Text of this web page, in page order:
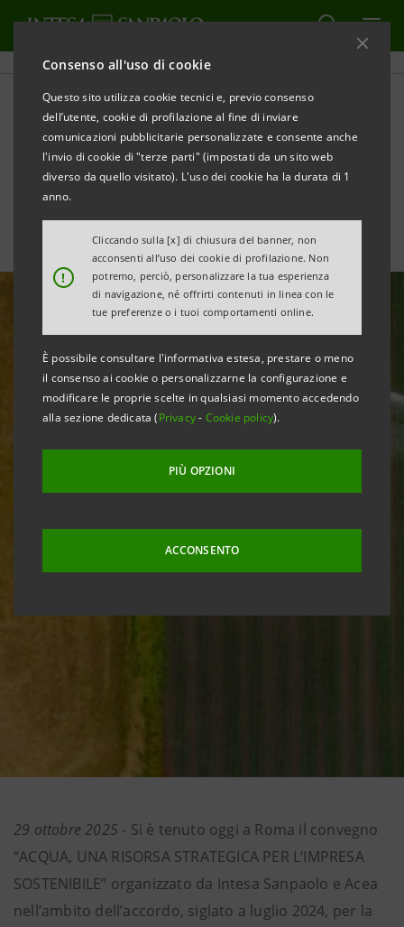
Consenso all'uso di cookie
Questo sito utilizza cookie tecnici e, previo consenso
dell’utente, cookie di profilazione al fine di inviare
comunicazioni pubblicitarie personalizzate e consente anche
l'invio di cookie di "terze parti" (impostati da un sito web
diverso da quello visitato). L'uso dei cookie ha la durata di 1
anno.
!
Cliccando sulla [x] di chiusura del banner, non
acconsenti all’uso dei cookie di profilazione. Non
potremo, perciò, personalizzare la tua esperienza
di navigazione, né offrirti contenuti in linea con le
tue preferenze o i tuoi comportamenti online.
È possibile consultare l'informativa estesa, prestare o meno
il consenso ai cookie o personalizzarne la configurazione e
modificare le proprie scelte in qualsiasi momento accedendo
alla sezione dedicata (Privacy- Cookie policy).
PIÙ OPZIONI
ACCONSENTO
Osservatorio sul settore
idrico
29 ottobre 2025 - Si è tenuto oggi a Roma il convegno
“ACQUA, UNA RISORSA STRATEGICA PER L’IMPRESA
SOSTENIBILE” organizzato da Intesa Sanpaolo e Acea
nell’ambito dell’accordo, siglato a luglio 2024, per la